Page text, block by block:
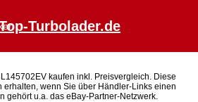
Turbolader.de
kaufen inkl. Preisvergleich. Diese
erhalten, wenn Sie über Händler-Links einen
gehört u.a. das eBay-Partner-Netzwerk.